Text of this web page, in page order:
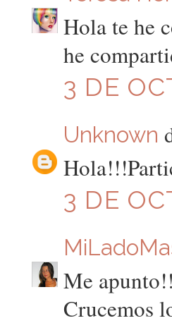
Hola te he
he
3 DE
Unknown
3 DE
Me
Crucemos